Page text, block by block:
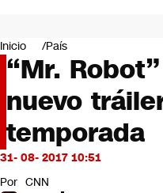
Negocios
Deportes
Programas completos
Cultura
Servicios
Bits
CNN Data
CNN tiempo
Futuro 360
Inicio País
“Mr.
nuevo
temporada
31- 08- 2017 10:51
Por CNN